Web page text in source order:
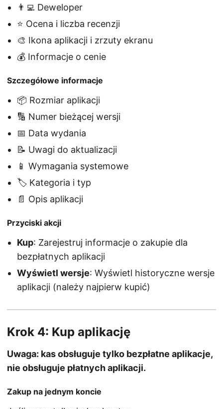
👨‍💻 Deweloper
⭐ Ocena i liczba recenzji
🎨 Ikona aplikacji i zrzuty ekranu
💰 Informacje o cenie
Szczegółowe informacje
📦 Rozmiar aplikacji
🔢 Numer bieżącej wersji
📅 Data wydania
📝 Uwagi do aktualizacji
📱 Wymagania systemowe
🏷️ Kategoria i typ
📄 Opis aplikacji
Przyciski akcji
Kup: Zarejestruj informacje o zakupie dla
bezpłatnych aplikacji
Wyświetl wersje: Wyświetl historyczne wersje
aplikacji (należy najpierw kupić)
Krok 4: Kup aplikację
Uwaga: kas obsługuje tylko bezpłatne aplikacje,
nie obsługuje płatnych aplikacji.
Zakup na jednym koncie